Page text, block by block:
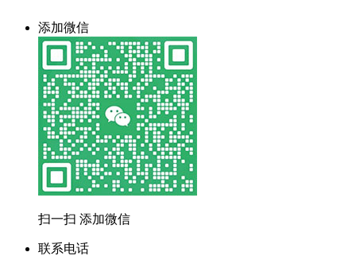
添加微信
扫一扫 添加微信
联系电话